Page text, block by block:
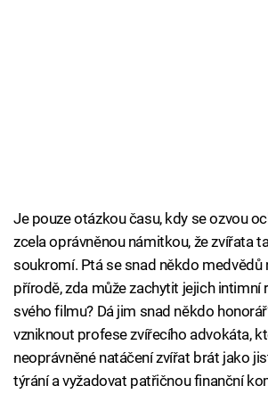
Je pouze otázkou času, kdy se ozvou
zcela oprávněnou námitkou, že zvířata
soukromí. Ptá se snad někdo medvědů
přírodě, zda může zachytit jejich intimní
svého filmu? Dá jim snad někdo
vzniknout profese zvířecího advokáta,
neoprávněné natáčení zvířat brát jako
týrání a vyžadovat patřičnou finanční